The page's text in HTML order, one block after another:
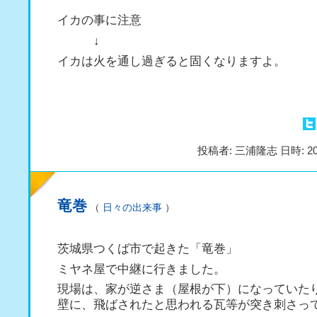
イカの事に注意
↓
イカは火を通し過ぎると固くなりますよ。
投稿者: 三浦隆志 日時:
竜巻 （ 日々の出来事 ）
茨城県つくば市で起きた「竜巻」
ミヤネ屋で中継に行きました。
現場は、家が逆さま（屋根が下）になっていた
壁に、飛ばされたと思われる瓦等が突き刺さ